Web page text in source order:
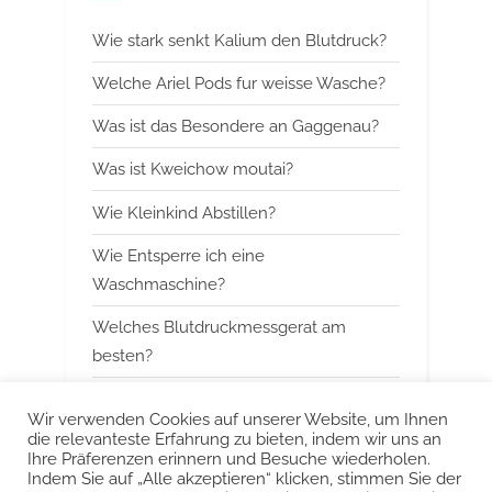
Wie stark senkt Kalium den Blutdruck?
Welche Ariel Pods fur weisse Wasche?
Was ist das Besondere an Gaggenau?
Was ist Kweichow moutai?
Wie Kleinkind Abstillen?
Wie Entsperre ich eine
Waschmaschine?
Welches Blutdruckmessgerat am
besten?
Kann man Arbeitsspeicher kombinieren?
Was ist das Besondere an Smeg?
Wir verwenden Cookies auf unserer Website, um Ihnen
die relevanteste Erfahrung zu bieten, indem wir uns an
Ihre Präferenzen erinnern und Besuche wiederholen.
Indem Sie auf „Alle akzeptieren“ klicken, stimmen Sie der